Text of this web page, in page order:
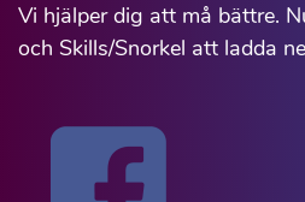
Vi hjälper dig att må bättre.
och Skills/Snorkel att ladda